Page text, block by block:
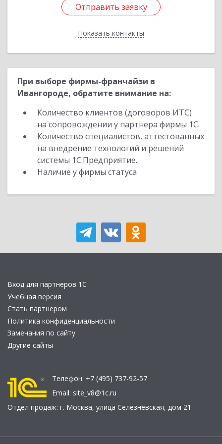
Отправить заявку
Показать контакты
Отправить заявку
Назад
При выборе фирмы-франчайзи в
Ивангороде, обратите внимание на:
Количество клиентов (договоров ИТС)
на сопровождении у партнера фирмы 1С.
Количество специалистов, аттестованных
на внедрение технологий и решений
системы 1С:Предприятие.
Наличие у фирмы статуса
Вход для партнеров 1С
Учебная версия
Стать партнером
Политика конфиденциальности
Замечания по сайту
Другие сайты
Телефон: +7 (495) 737-92-57
Email: site_v8@1c.ru
Отдел продаж: г. Москва, улица Селезнёвская, дом 21